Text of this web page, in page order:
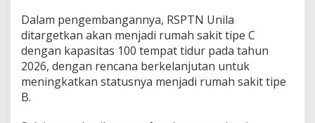
t
a
s
i
U
n
Dalam pengembangannya, RSPTN Unila
ditargetkan akan menjadi rumah sakit tipe C
dengan kapasitas 100 tempat tidur pada tahun
2026, dengan rencana berkelanjutan untuk
meningkatkan statusnya menjadi rumah sakit tipe
B.